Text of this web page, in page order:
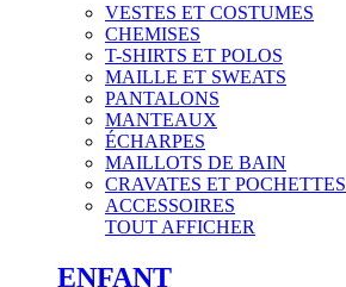
VESTES ET COSTUMES
CHEMISES
T-SHIRTS ET POLOS
MAILLE ET SWEATS
PANTALONS
MANTEAUX
ÉCHARPES
MAILLOTS DE BAIN
CRAVATES ET POCHETTES
ACCESSOIRES
TOUT AFFICHER
ENFANT